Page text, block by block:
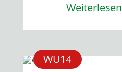
Weiterlesen
WU14